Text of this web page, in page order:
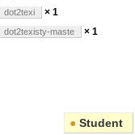
dot2texi × 1
dot2texisty-maste × 1
● Student